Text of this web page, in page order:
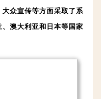
众宣传等方面采取了系
澳大利亚和日本等国家